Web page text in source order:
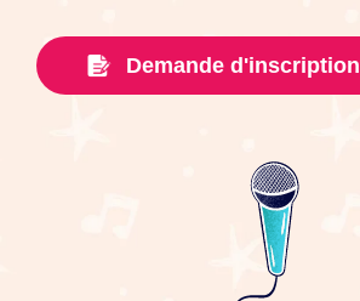
Demande d'inscription